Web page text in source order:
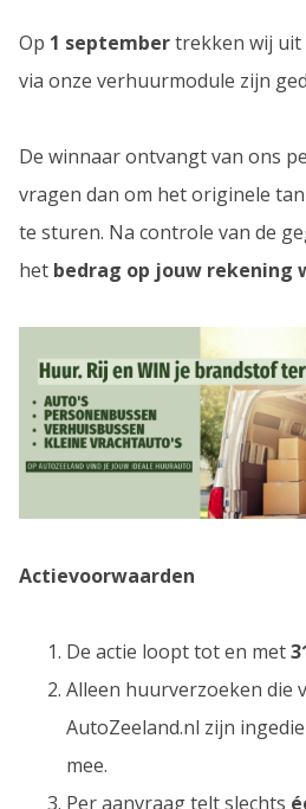
Op 1 septembertrekken wij uit
via onze verhuurmodule zijn
De winnaar ontvangt van ons
vragen dan om het originele
te sturen. Na controle van de
het bedrag op jouw
Actievoorwaarden
De actie loopt tot en met
Alleen huurverzoeken die
AutoZeeland.nl zijn
mee.
Per aanvraag telt slechts